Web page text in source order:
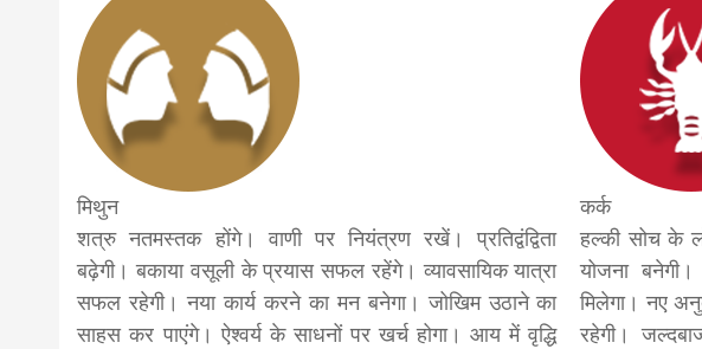
मिथुन
शत्रु नतमस्तक होंगे। वाणी पर नियंत्रण रखें। प्रतिद्वंद्विता
बढ़ेगी। बकाया वसूली के प्रयास सफल रहेंगे। व्यावसायिक यात्रा
सफल रहेगी। नया कार्य करने का मन बनेगा। जोखिम उठाने का
साहस कर पाएंगे। ऐश्वर्य के साधनों पर खर्च होगा। आय में वृद्धि
कर्क
हल्की सोच के
योजना बनेगी।
मिलेगा। नए
रहेगी।